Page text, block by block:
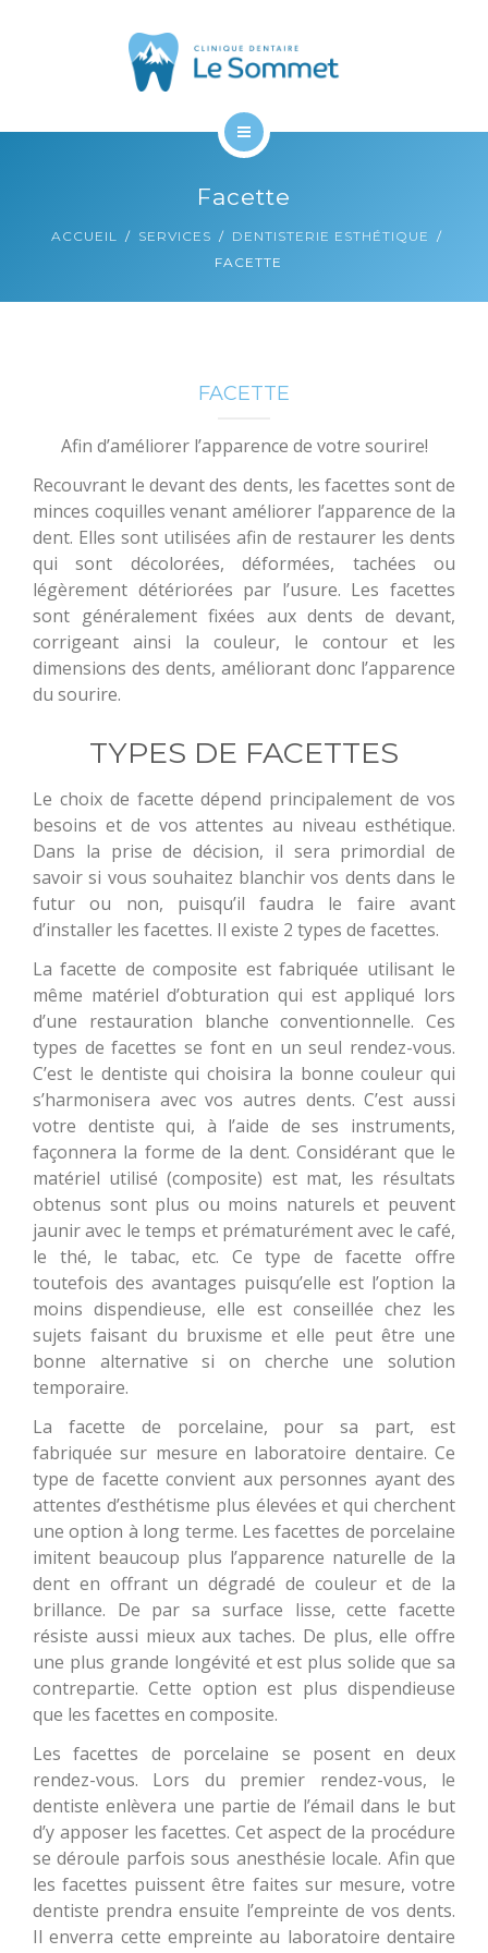
Facette
ACCUEIL SERVICES
DENTISTERIE ESTHÉTIQUE
FACETTE
FACETTE
Afin d’améliorer l’apparence de votre sourire!
Recouvrant le devant des dents, les facettes sont de
minces coquilles venant améliorer l’apparence de la
dent. Elles sont utilisées afin de restaurer les dents
qui sont décolorées, déformées, tachées ou
légèrement détériorées par l’usure. Les facettes
sont généralement fixées aux dents de devant,
corrigeant ainsi la couleur, le contour et les
dimensions des dents, améliorant donc l’apparence
du sourire.
TYPES DE FACETTES
Le choix de facette dépend principalement de vos
besoins et de vos attentes au niveau esthétique.
Dans la prise de décision, il sera primordial de
savoir si vous souhaitez blanchir vos dents dans le
futur ou non, puisqu’il faudra le faire avant
d’installer les facettes. Il existe 2 types de facettes.
La facette de composite est fabriquée utilisant le
même matériel d’obturation qui est appliqué lors
d’une restauration blanche conventionnelle. Ces
types de facettes se font en un seul rendez-vous.
C’est le dentiste qui choisira la bonne couleur qui
s’harmonisera avec vos autres dents. C’est aussi
votre dentiste qui, à l’aide de ses instruments,
façonnera la forme de la dent. Considérant que le
matériel utilisé (composite) est mat, les résultats
obtenus sont plus ou moins naturels et peuvent
jaunir avec le temps et prématurément avec le café,
le thé, le tabac, etc. Ce type de facette offre
toutefois des avantages puisqu’elle est l’option la
moins dispendieuse, elle est conseillée chez les
sujets faisant du bruxisme et elle peut être une
bonne alternative si on cherche une solution
temporaire.
La facette de porcelaine, pour sa part, est
fabriquée sur mesure en laboratoire dentaire. Ce
type de facette convient aux personnes ayant des
attentes d’esthétisme plus élevées et qui cherchent
une option à long terme. Les facettes de porcelaine
imitent beaucoup plus l’apparence naturelle de la
dent en offrant un dégradé de couleur et de la
brillance. De par sa surface lisse, cette facette
résiste aussi mieux aux taches. De plus, elle offre
une plus grande longévité et est plus solide que sa
contrepartie. Cette option est plus dispendieuse
que les facettes en composite.
Les facettes de porcelaine se posent en deux
rendez-vous. Lors du premier rendez-vous, le
dentiste enlèvera une partie de l’émail dans le but
d’y apposer les facettes. Cet aspect de la procédure
se déroule parfois sous anesthésie locale. Afin que
les facettes puissent être faites sur mesure, votre
dentiste prendra ensuite l’empreinte de vos dents.
Il enverra cette empreinte au laboratoire dentaire